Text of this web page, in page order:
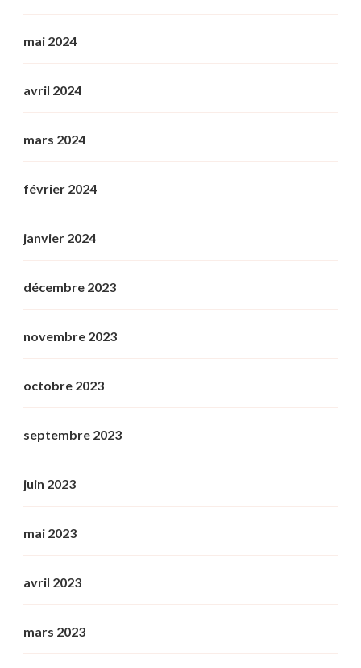
mai 2024
avril 2024
mars 2024
février 2024
janvier 2024
décembre 2023
novembre 2023
octobre 2023
septembre 2023
juin 2023
mai 2023
avril 2023
mars 2023